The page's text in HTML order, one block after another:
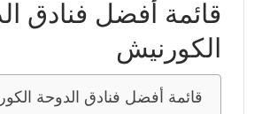
قائمة أفضل فنادق
الكورنيش
قائمة أفضل فنادق الدوحة